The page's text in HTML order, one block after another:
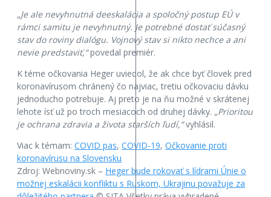
„Je ale nevyhnutná deeskalácia a spoločný postup EÚ v
rámci samitu je nevyhnutný. Je potrebné dostať súčasný
stav do roviny dialógu. Vojnový stav si nikto nechce a ani
nevie predstaviť,“povedal premiér.
K téme očkovania Heger uviedol, že ak chce byť človek pred
koronavírusom chránený čo najviac, tretiu očkovaciu dávku
jednoducho potrebuje. Aj preto je na ňu možné v skrátenej
lehote ísť už po troch mesiacoch od druhej dávky. „Prioritou
je ochrana zdravia a života starších ľudí,“vyhlásil.
Viac k témam: COVID pas, COVID-19, Očkovanie proti
koronavírusu na Slovensku
Zdroj: Webnoviny.sk – Heger bude rokovať s lídrami Únie o
možnej eskalácii konfliktu s Ruskom, Ukrajinu považuje za